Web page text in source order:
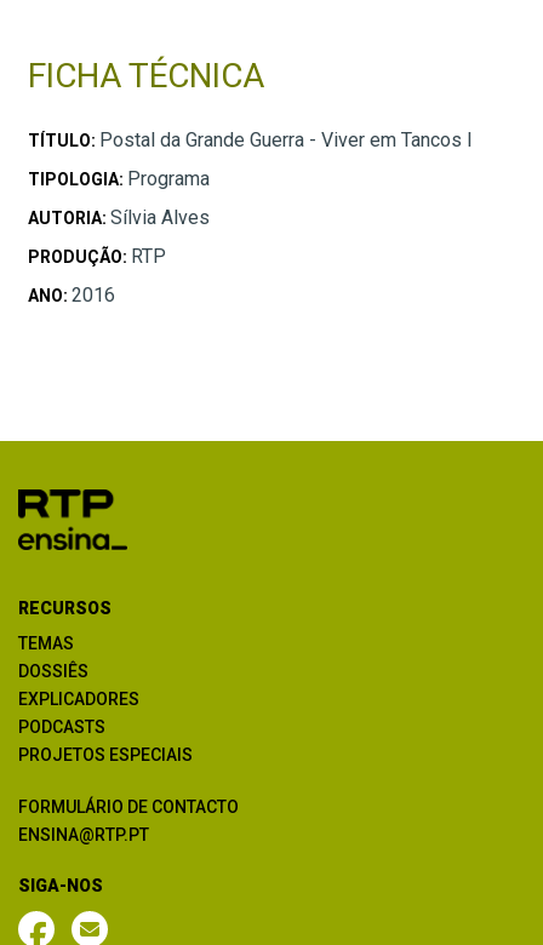
FICHA TÉCNICA
TÍTULO: Postal da Grande Guerra - Viver em Tancos I
TIPOLOGIA: Programa
AUTORIA: Sílvia Alves
PRODUÇÃO: RTP
ANO: 2016
RECURSOS
TEMAS
DOSSIÊS
EXPLICADORES
PODCASTS
PROJETOS ESPECIAIS
FORMULÁRIO DE CONTACTO
ENSINA@RTP.PT
SIGA-NOS